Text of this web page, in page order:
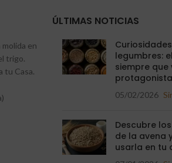
en
trigo.
tu Casa.
ÚLTIMAS NOTICIAS
legumbres:
siempre que
protagonista
05/02/2026
Descubre
de la avena
usarla en tu